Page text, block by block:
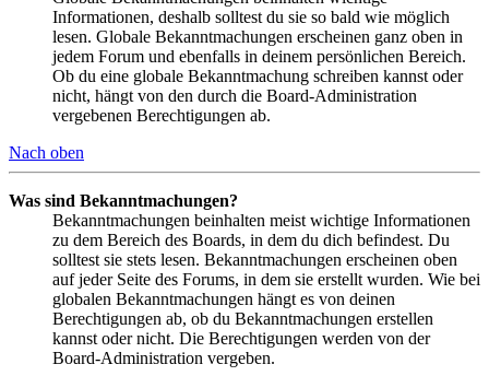
Informationen, deshalb solltest du sie so bald wie möglich
lesen. Globale Bekanntmachungen erscheinen ganz oben in
jedem Forum und ebenfalls in deinem persönlichen Bereich.
Ob du eine globale Bekanntmachung schreiben kannst oder
nicht, hängt von den durch die Board-Administration
vergebenen Berechtigungen ab.
Nach oben
Was sind Bekanntmachungen?
Bekanntmachungen beinhalten meist wichtige Informationen
zu dem Bereich des Boards, in dem du dich befindest. Du
solltest sie stets lesen. Bekanntmachungen erscheinen oben
auf jeder Seite des Forums, in dem sie erstellt wurden. Wie bei
globalen Bekanntmachungen hängt es von deinen
Berechtigungen ab, ob du Bekanntmachungen erstellen
kannst oder nicht. Die Berechtigungen werden von der
Board-Administration vergeben.